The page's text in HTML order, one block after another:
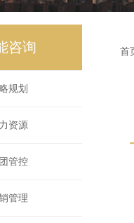
咨询
咨询
规划
资源
管控
管理
首